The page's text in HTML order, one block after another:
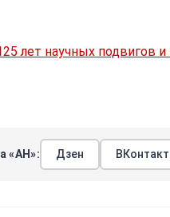
лет научных подвигов
«АН»: Дзен